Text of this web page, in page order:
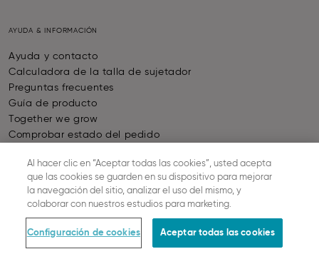
AYUDA & INFORMACIÓN
Ayuda y contacto
Calculadora de la talla de sujetador
Preguntas frecuentes
Guía de producto
Together we grow
Comprobar estado del pedido
EMPRESA LEGAL
Pago
Entrega
Política de devoluciones
Al hacer clic en “Aceptar todas las cookies”, usted acepta
que las cookies se guarden en su dispositivo para mejorar
la navegación del sitio, analizar el uso del mismo, y
colaborar con nuestros estudios para marketing.
Configuración de cookies Aceptar todas las cookies